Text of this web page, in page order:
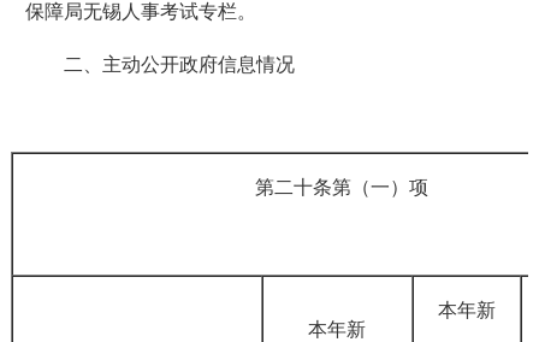
保障局无锡人事考试专栏。
二、主动公开政府信息情况
第二十条第（一）项
本年新
本年新